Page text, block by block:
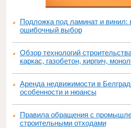
Подложка под ламинат и винил:
ошибочный выбор
Обзор технологий
каркас, газобетон, кирпич,
Аренда недвижимости в
особенности и нюансы
Правила обращения с
строительными отходами